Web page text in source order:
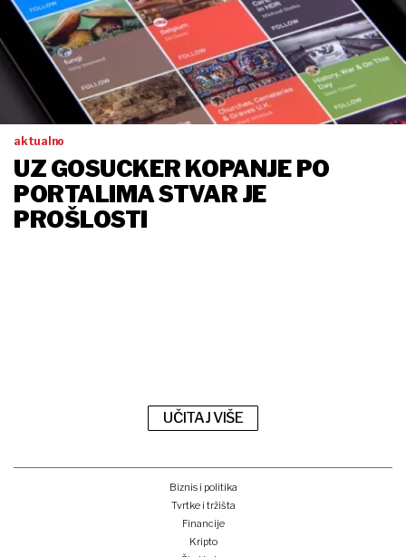
aktualno
UZ GOSUCKER KOPANJE PO
PORTALIMA STVAR JE
PROŠLOSTI
UČITAJ VIŠE
Biznis i politika
Tvrtke i tržišta
Financije
Kripto